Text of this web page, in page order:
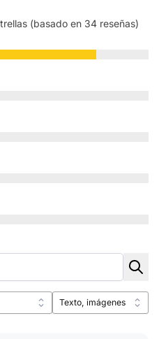
(basado en 34 reseñas)